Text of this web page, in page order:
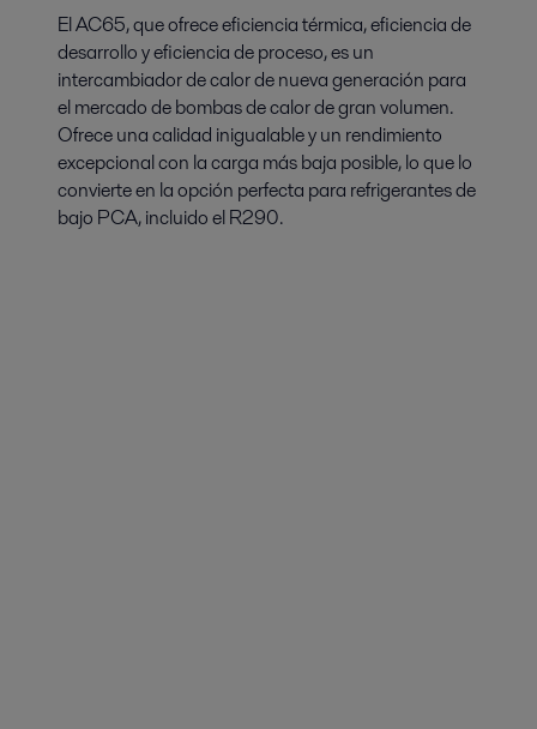
El AC65, que ofrece eficiencia térmica, eficiencia de
desarrollo y eficiencia de proceso, es un
intercambiador de calor de nueva generación para
el mercado de bombas de calor de gran volumen.
Ofrece una calidad inigualable y un rendimiento
excepcional con la carga más baja posible, lo que lo
convierte en la opción perfecta para refrigerantes de
bajo PCA, incluido el R290.